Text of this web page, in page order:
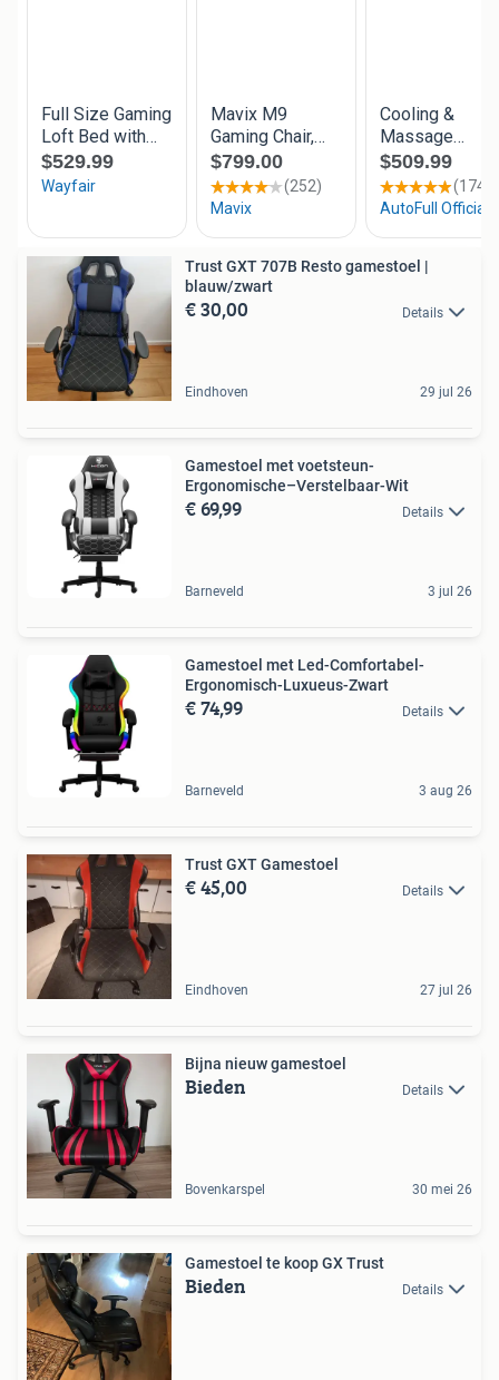
Trust GXT 707B Resto gamestoel |
blauw/zwart
€ 30,00 Details
Eindhoven 29 jul 26
Gamestoel met voetsteun-
Ergonomische–Verstelbaar-Wit
€ 69,99 Details
Barneveld 3 jul 26
Gamestoel met Led-Comfortabel-
Ergonomisch-Luxueus-Zwart
€ 74,99 Details
Barneveld 3 aug 26
Trust GXT Gamestoel
€ 45,00 Details
Eindhoven 27 jul 26
Bijna nieuw gamestoel
Bieden Details
Bovenkarspel 30 mei 26
Gamestoel te koop GX Trust
Bieden Details